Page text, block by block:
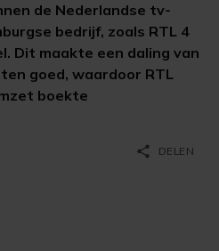
de Nederlandse tv-
bedrijf, zoals RTL 4
Dit maakte een daling van
goed, waardoor RTL
boekte
share DELEN